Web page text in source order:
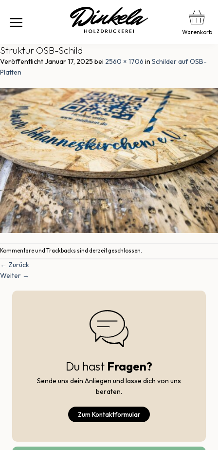
Warenkorb
Struktur OSB-Schild
VeröffentlichtJanuar 17, 2025 bei 2560 × 1706 in Schilder auf OSB-
Platten
Kommentare und Trackbacks sind derzeit geschlossen.
← Zurück
Weiter →
Du hast Fragen?
Sende uns dein Anliegen und lasse dich von uns
beraten.
Zum Kontaktformular